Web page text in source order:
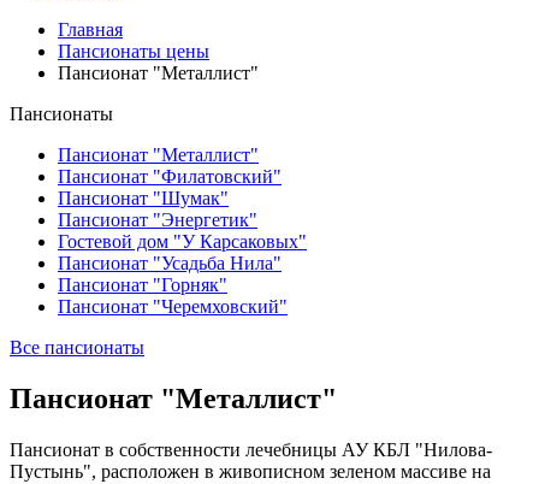
Главная
Пансионаты цены
Пансионат "Металлист"
Пансионаты
Пансионат "Металлист"
Пансионат "Филатовский"
Пансионат "Шумак"
Пансионат "Энергетик"
Гостевой дом "У Карсаковых"
Пансионат "Усадьба Нила"
Пансионат "Горняк"
Пансионат "Черемховский"
Все пансионаты
Пансионат "Металлист"
Пансионат в собственности лечебницы АУ КБЛ "Нилова-
Пустынь", расположен в живописном зеленом массиве на